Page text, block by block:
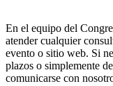
En el equipo del
atender cualquier
evento o sitio web. Si
plazos o simplemente
comunicarse con